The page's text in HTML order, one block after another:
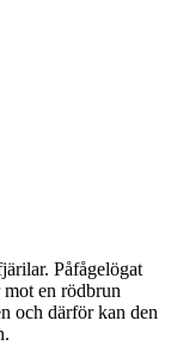
Påfågelögat
en rödbrun
och därför kan den